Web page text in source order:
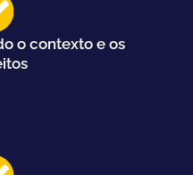
o contexto e os